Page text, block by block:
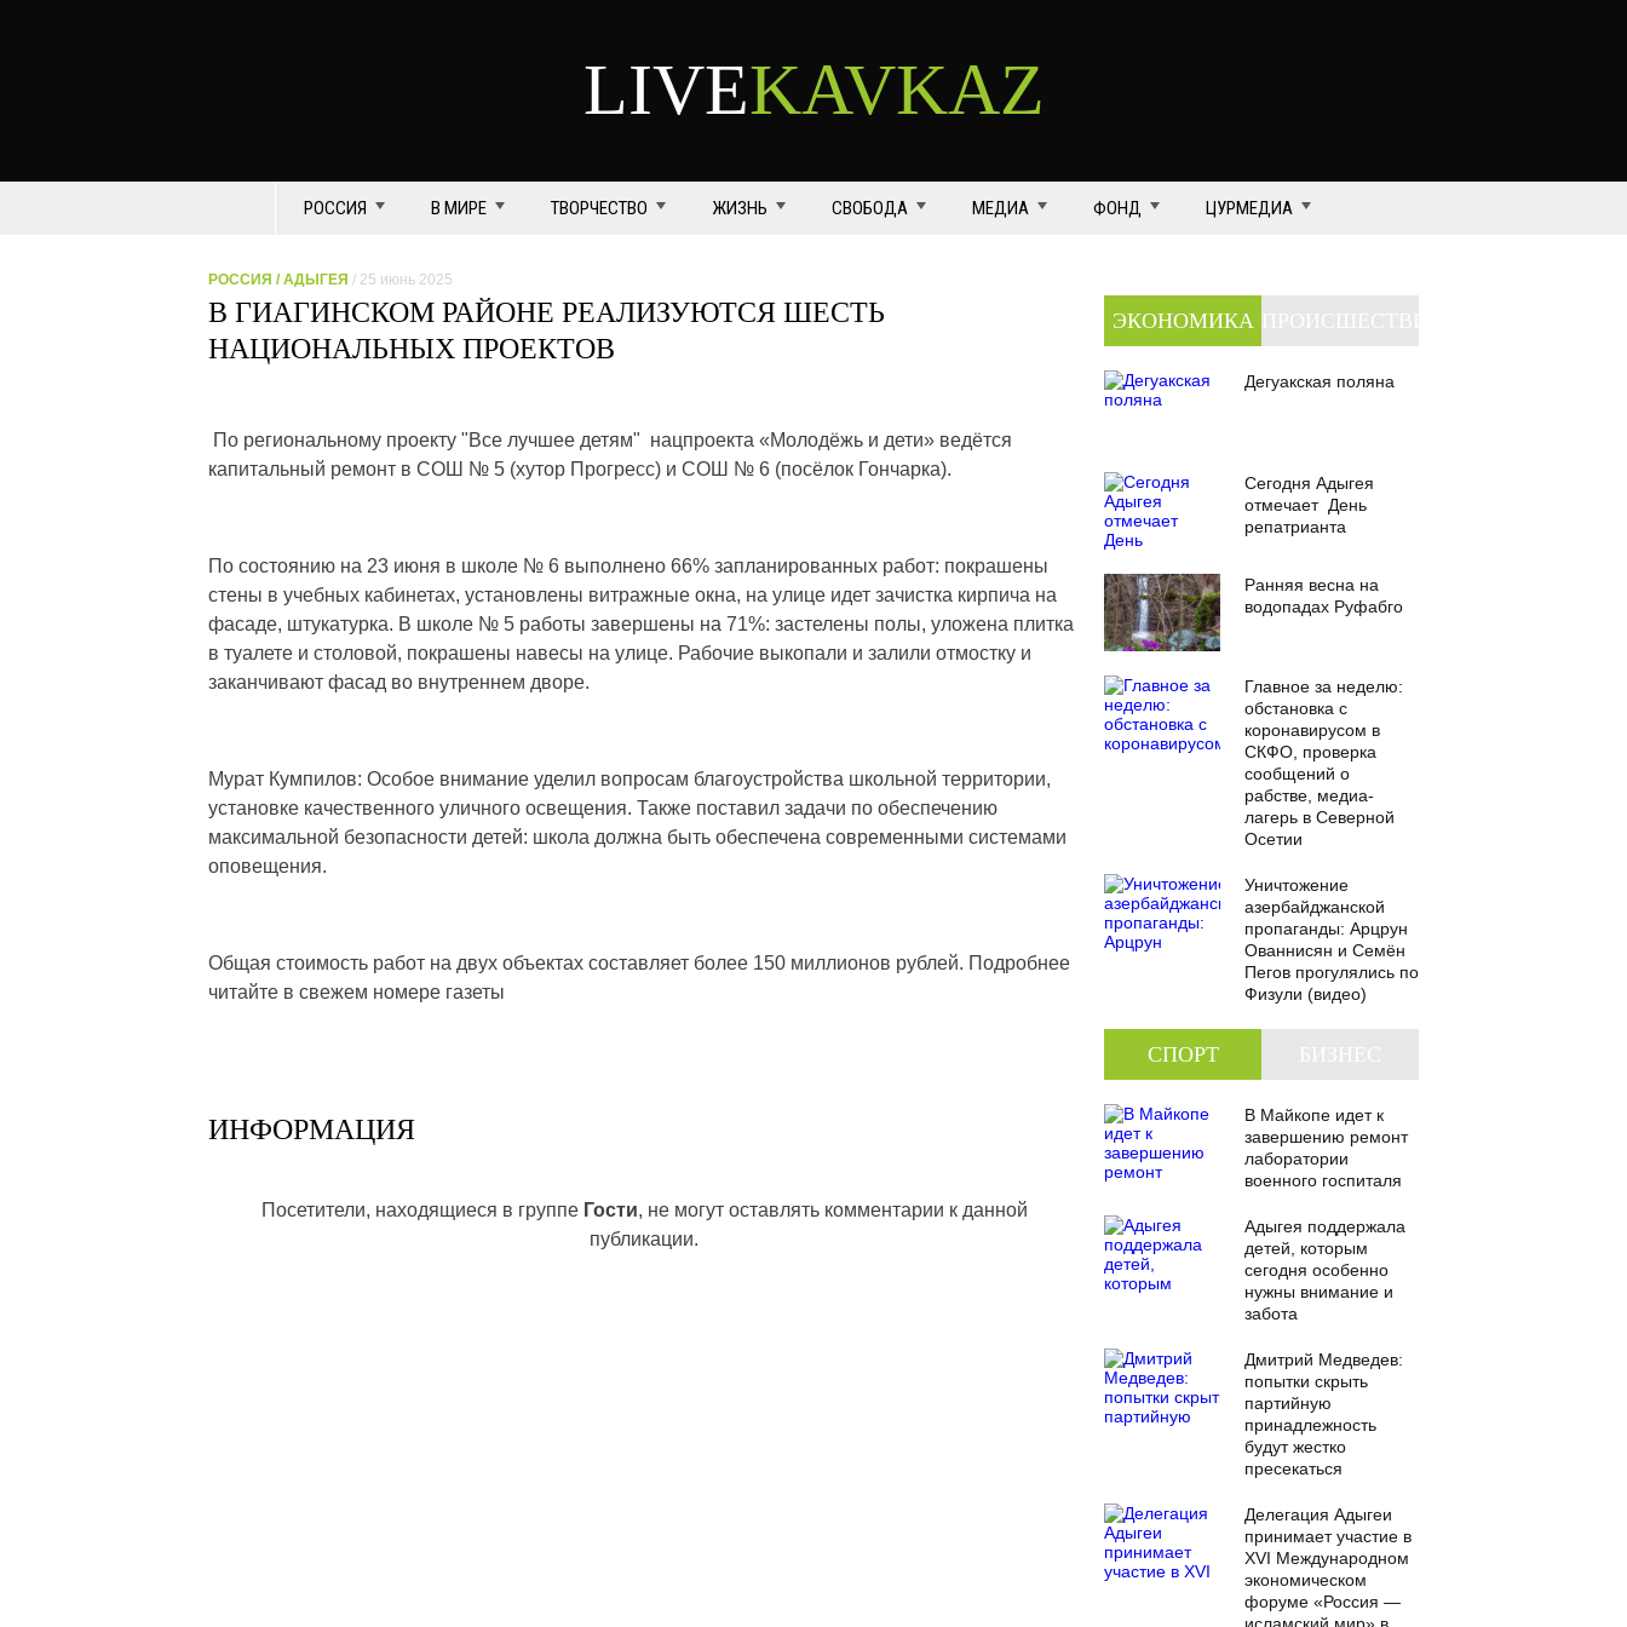
LIVEKAVKAZ
РОССИЯ В МИРЕ ТВОРЧЕСТВО ЖИЗНЬ СВОБОДА МЕДИА ФОНД ЦУРМЕДИА
РОССИЯ /АДЫГЕЯ / 25 июнь 2025
В ГИАГИНСКОМ РАЙОНЕ РЕАЛИЗУЮТСЯ ШЕСТЬ
НАЦИОНАЛЬНЫХ ПРОЕКТОВ
По региональному проекту "Все лучшее детям" нацпроекта «Молодёжь и дети» ведётся
капитальный ремонт в СОШ № 5 (хутор Прогресс) и СОШ № 6 (посёлок Гончарка).
По состоянию на 23 июня в школе № 6 выполнено 66% запланированных работ: покрашены
стены в учебных кабинетах, установлены витражные окна, на улице идет зачистка кирпича на
фасаде, штукатурка. В школе № 5 работы завершены на 71%: застелены полы, уложена плитка
в туалете и столовой, покрашены навесы на улице. Рабочие выкопали и залили отмостку и
заканчивают фасад во внутреннем дворе.
Мурат Кумпилов: Особое внимание уделил вопросам благоустройства школьной территории,
установке качественного уличного освещения. Также поставил задачи по обеспечению
максимальной безопасности детей: школа должна быть обеспечена современными системами
оповещения.
Общая стоимость работ на двух объектах составляет более 150 миллионов рублей. Подробнее
читайте в свежем номере газеты
ИНФОРМАЦИЯ
Посетители, находящиеся в группе Гости, не могут оставлять комментарии к данной
публикации.
ЭКОНОМИКА
Дегуакская поляна
Сегодня Адыгея
отмечает День
репатрианта
Ранняя весна на
водопадах Руфабго
Главное за неделю:
обстановка с
коронавирусом в
СКФО, проверка
сообщений о
рабстве, медиа-
лагерь в Северной
Осетии
Уничтожение
азербайджанской
пропаганды: Арцрун
Ованнисян и Семён
Пегов прогулялись по
Физули (видео)
СПОРТ
В Майкопе идет к
завершению ремонт
лаборатории
военного госпиталя
Адыгея поддержала
детей, которым
сегодня особенно
нужны внимание и
забота
Дмитрий Медведев:
попытки скрыть
партийную
принадлежность
будут жестко
пресекаться
Делегация Адыгеи
принимает участие в
XVI Международном
экономическом
форуме «Россия —